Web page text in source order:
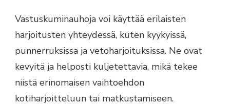
Vastuskuminauhoja voi käyttää erilaisten
harjoitusten yhteydessä, kuten kyykyissä,
punnerruksissa ja vetoharjoituksissa. Ne ovat
kevyitä ja helposti kuljetettavia, mikä tekee
niistä erinomaisen vaihtoehdon
kotiharjoitteluun tai matkustamiseen.